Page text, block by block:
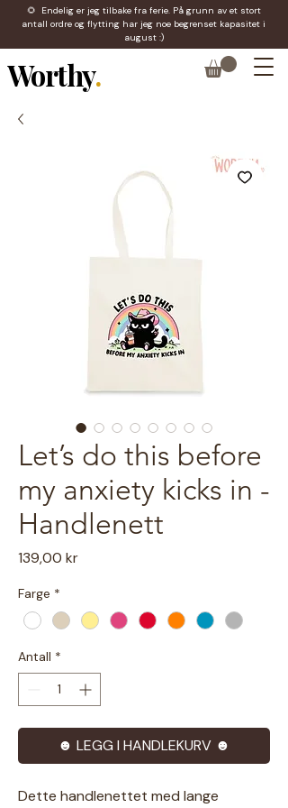
🌻 Endelig er jeg tilbake fra ferie. På grunn av et stort
antall ordre og flytting har jeg noe begrenset kapasitet i
august :)
Worthy.
Let’s do this before
my anxiety kicks in -
Handlenett
139,00 krPris
Farge *
Antall *
☻ LEGG I HANDLEKURV ☻
Dette handlenettet med lange